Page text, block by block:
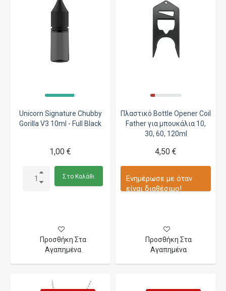
Unicorn Signature Chubby
Gorilla V3 10ml - Full Black
1,00 €
Στο Καλάθι
Προσθήκη Στα
Αγαπημένα
Πλαστικό Bottle Opener Coil
Father για μπουκάλια 10,
30, 60, 120ml
4,50 €
Ενημέρωσε με όταν
είναι διαθέσιμο!
Προσθήκη Στα
Αγαπημένα